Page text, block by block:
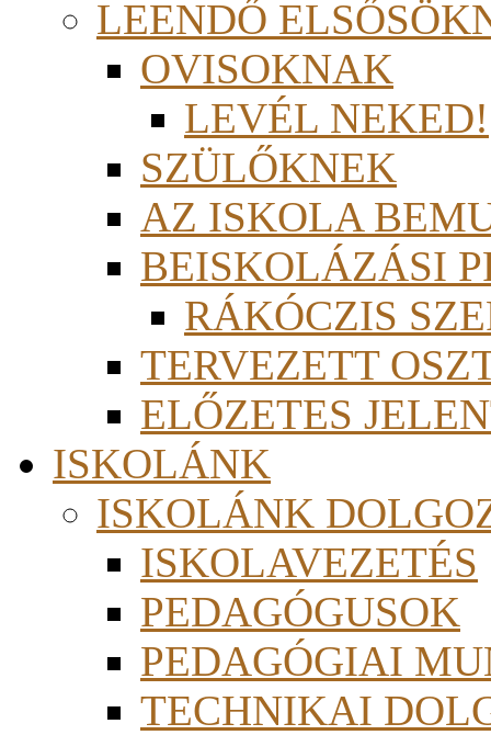
LEENDŐ
OVISOKNAK
LEVÉL NEKED!
SZÜLŐKNEK
AZ ISKOLA
BEISKOLÁZÁSI
RÁKÓCZIS
TERVEZETT
ELŐZETES
ISKOLÁNK
ISKOLÁNK
ISKOLAVEZETÉS
PEDAGÓGUSOK
PEDAGÓGIAI
TECHNIKAI